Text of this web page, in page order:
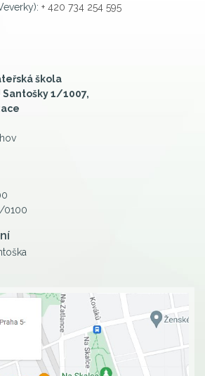
+ 420 734 254 595
škola
Santošky 1/1007,
0100